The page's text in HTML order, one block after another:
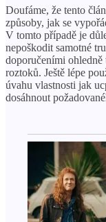
Doufáme, že tento
způsoby, jak se
V tomto případě je
nepoškodit samotné
doporučeními
roztoků. Ještě lépe
úvahu vlastnosti jak
dosáhnout